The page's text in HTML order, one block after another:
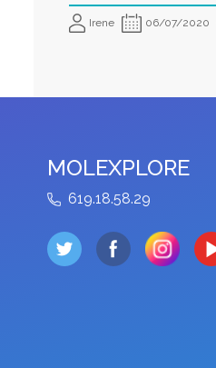
Irene 06/07/2020
MOLEXPLORE
619.18.58.29